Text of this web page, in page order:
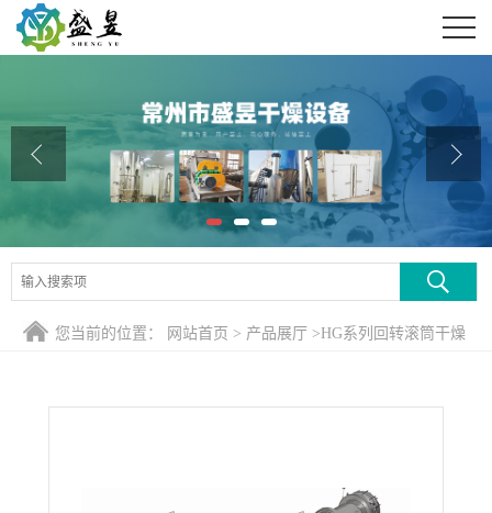
公司介绍
公司动态
产品展厅
证书荣誉
联系方式
您当前的位置： 网站首页 > 产品展厅 >HG系列回转滚筒干燥